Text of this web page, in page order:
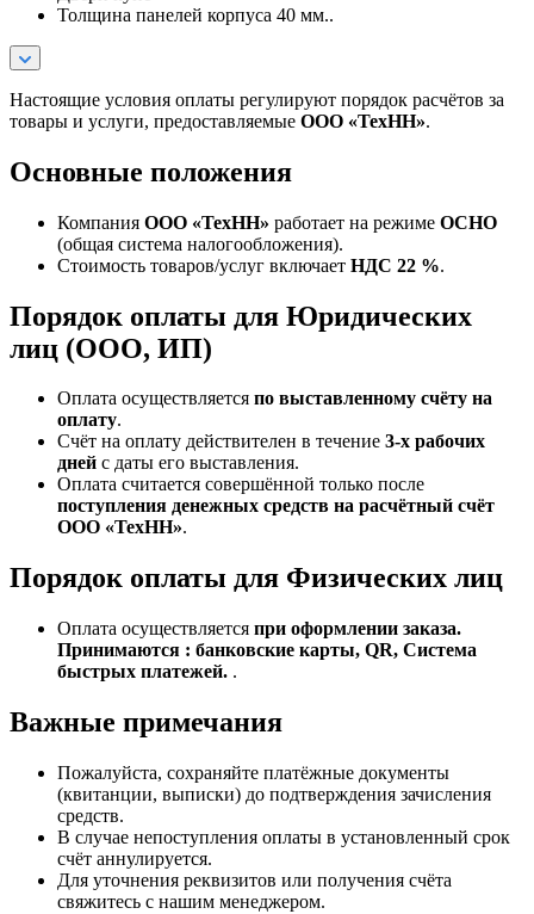
Толщина панелей корпуса 40 мм..
Настоящие условия оплаты регулируют порядок расчётов за
товары и услуги, предоставляемые ООО «ТехНН».
Основные положения
Компания ООО «ТехНН» работает на режиме ОСНО
(общая система налогообложения).
Стоимость товаров/услуг включает НДС 22 %.
Порядок оплаты для Юридических
лиц (ООО, ИП)
Оплата осуществляется по выставленному счёту на
оплату.
Счёт на оплату действителен в течение 3‑х рабочих
дней с даты его выставления.
Оплата считается совершённой только после
поступления денежных средств на расчётный счёт
ООО «ТехНН».
Порядок оплаты для Физических лиц
Оплата осуществляется при оформлении заказа.
Принимаются : банковские карты, QR, Система
быстрых платежей. .
Важные примечания
Пожалуйста, сохраняйте платёжные документы
(квитанции, выписки) до подтверждения зачисления
средств.
В случае непоступления оплаты в установленный срок
счёт аннулируется.
Для уточнения реквизитов или получения счёта
свяжитесь с нашим менеджером.